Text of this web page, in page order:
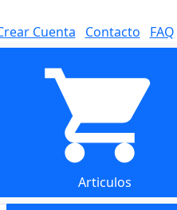
Cuenta Contacto FAQ
Articulos